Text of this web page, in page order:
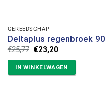
GEREEDSCHAP
Deltaplus regenbroek
€25,77 Oorspronkelijke
was:
€25,77.
€23,20Huidige
is:
€23,20.
IN WINKELWAGEN